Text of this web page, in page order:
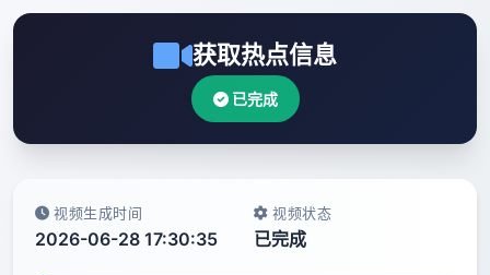
获取热点信息
已完成
视频生成时间
2026-06-28 17:30:35
视频状态
已完成